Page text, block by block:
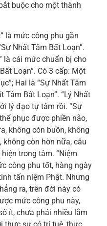
buộc cho một thành
là mức công phu gần
Nhất Tâm Bất Loạn”.
là cái mức chuẩn bị cho
Loạn”. Có 3 cấp: Một
Hai là “Sự Nhất Tâm
Tâm Bất Loạn”. “Lý Nhất
lý đạo tự tâm rồi. “Sự
phục được phiền não,
không còn buồn, không
không còn hờn nữa, câu
trong tâm. “Niệm
công phu tốt, hàng ngày
tấn niệm Phật. Nhưng
ra, trên đời này có
mức công phu này,
ít, chưa phải nhiều lắm